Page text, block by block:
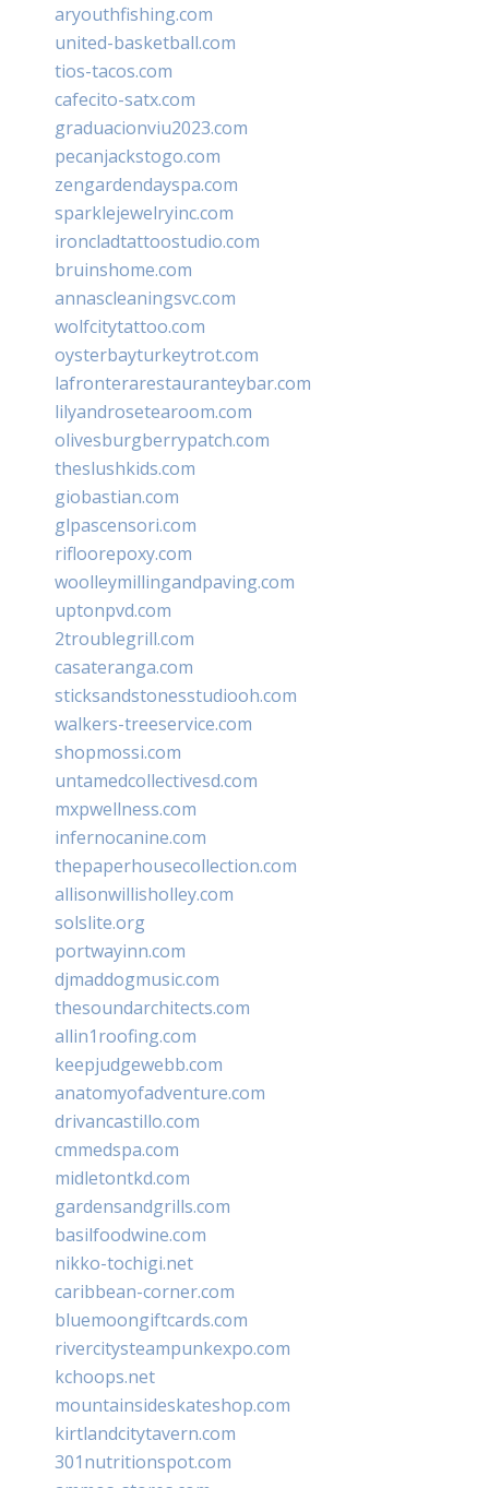
aryouthfishing.com
united-basketball.com
tios-tacos.com
cafecito-satx.com
graduacionviu2023.com
pecanjackstogo.com
zengardendayspa.com
sparklejewelryinc.com
ironcladtattoostudio.com
bruinshome.com
annascleaningsvc.com
wolfcitytattoo.com
oysterbayturkeytrot.com
lafronterarestauranteybar.com
lilyandrosetearoom.com
olivesburgberrypatch.com
theslushkids.com
giobastian.com
glpascensori.com
rifloorepoxy.com
woolleymillingandpaving.com
uptonpvd.com
2troublegrill.com
casateranga.com
sticksandstonesstudiooh.com
walkers-treeservice.com
shopmossi.com
untamedcollectivesd.com
mxpwellness.com
infernocanine.com
thepaperhousecollection.com
allisonwillisholley.com
solslite.org
portwayinn.com
djmaddogmusic.com
thesoundarchitects.com
allin1roofing.com
keepjudgewebb.com
anatomyofadventure.com
drivancastillo.com
cmmedspa.com
midletontkd.com
gardensandgrills.com
basilfoodwine.com
nikko-tochigi.net
caribbean-corner.com
bluemoongiftcards.com
rivercitysteampunkexpo.com
kchoops.net
mountainsideskateshop.com
kirtlandcitytavern.com
301nutritionspot.com